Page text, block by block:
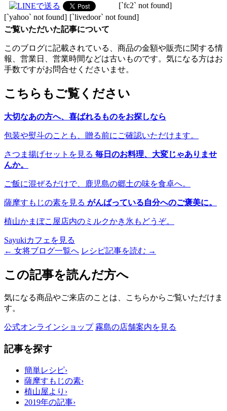
[`fc2` not found]
[`yahoo` not found] [`livedoor` not found]
ご覧いただいた記事について
このブログに記載されている、商品の金額や販売に関する情
報、営業日、営業時間などは古いものです。気になる方はお
手数ですがお問合せくださいませ。
こちらもご覧ください
大切なあの方へ、喜ばれるものをお探しなら
包装や熨斗のことも、贈る前にご確認いただけます。
さつま揚げセットを見る 毎日のお料理、大変じゃありませ
んか。
ご飯に混ぜるだけで、鹿児島の郷土の味を食卓へ。
薩摩すもじの素を見る がんばっている自分へのご褒美に。
植山かまぼこ屋店内のミルクかき氷もどうぞ。
Sayukiカフェを見る
← 女将ブログ一覧へ レシピ記事を読む →
この記事を読んだ方へ
気になる商品やご来店のことは、こちらからご覧いただけま
す。
公式オンラインショップ 霧島の店舗案内を見る
記事を探す
簡単レシピ›
薩摩すもじの素›
植山屋より ›
2019年の記事›